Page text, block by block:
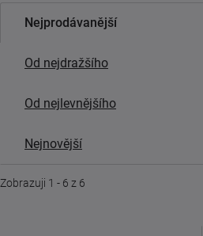
Nejprodávanější
Od nejdražšího
Od nejlevnějšího
Nejnovější
Zobrazuji 1 - 6 z 6